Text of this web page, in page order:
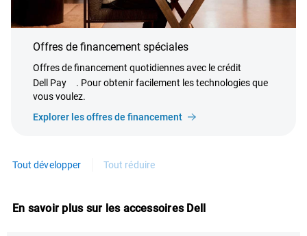
Offres de financement spéciales
Offres de financement quotidiennes avec le crédit
Dell Pay
. Pour obtenir facilement les technologies que
vous voulez.
Explorer les offres de financement
Tout développer Tout réduire
En savoir plus sur les accessoires Dell